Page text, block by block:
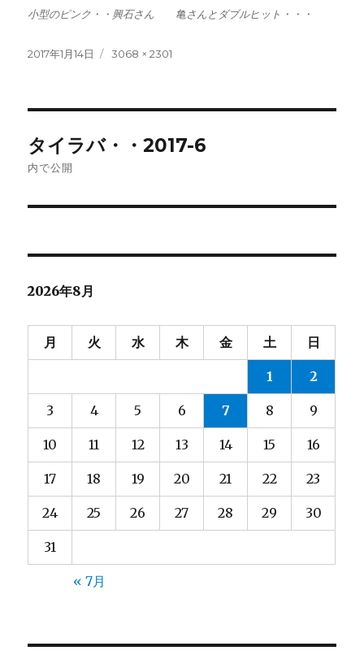
小型のピンク・・興石さん 亀さんとダブルヒット・・・
投
2017年1月14日
フ
3068 × 2301
稿
ゲ
ー
シ
ョ
ン
タイラバ・・2017-6
内で公開
2026年8月
月 火 水 木 金 土 日
1 2
3 4 5 6 7 8 9
10 11 12 13 14 15 16
17 18 19 20 21 22 23
24 25 26 27 28 29 30
31
« 7月